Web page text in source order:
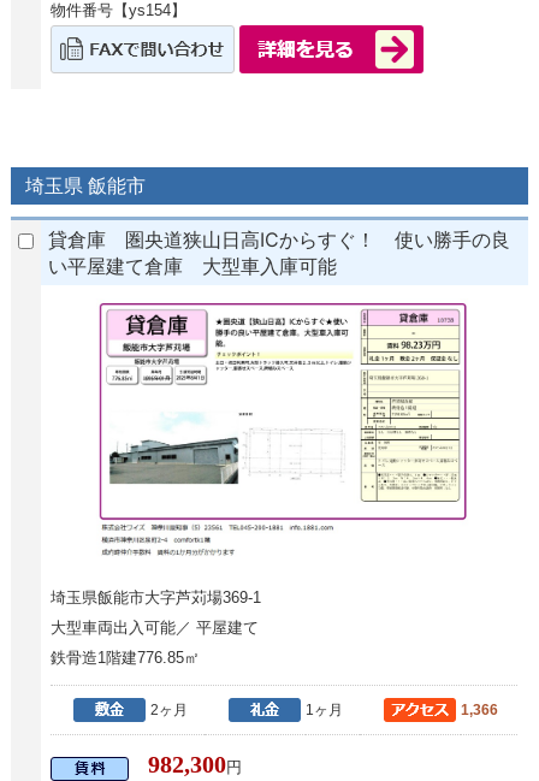
物件番号【ys154】
埼玉県 飯能市
貸倉庫 圏央道狭山日高ICからすぐ！ 使い勝手の良
い平屋建て倉庫 大型車入庫可能
埼玉県飯能市大字芦苅場369-1
大型車両出入可能／ 平屋建て
鉄骨造1階建776.85㎡
2ヶ月 1ヶ月 1,366
982,300円